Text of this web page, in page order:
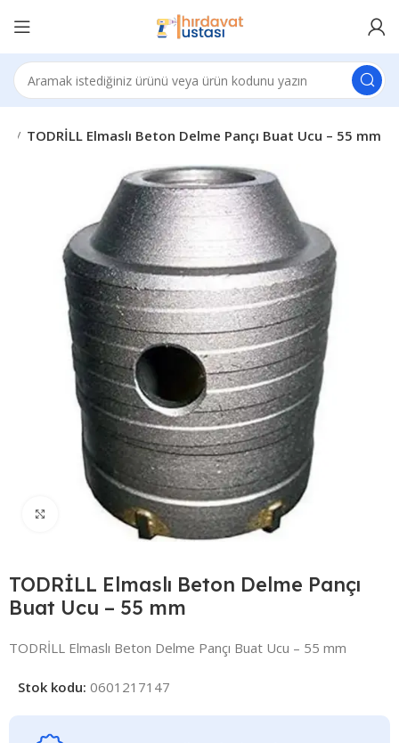
TODRİLL Elmaslı Beton Delme Pançı Buat Ucu – 55 mm
Click to enlarge
TODRİLL Elmaslı Beton Delme Pançı
Buat Ucu – 55 mm
TODRİLL Elmaslı Beton Delme Pançı Buat Ucu – 55 mm
Stok kodu:0601217147